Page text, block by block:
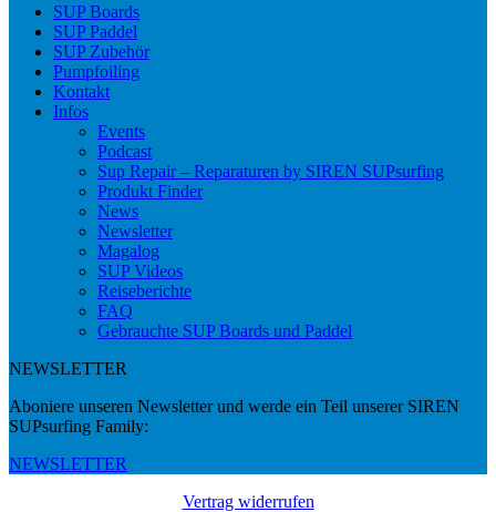
SUP Boards
SUP Paddel
SUP Zubehör
Pumpfoiling
Kontakt
Infos
Events
Podcast
Sup Repair – Reparaturen by SIREN SUPsurfing
Produkt Finder
News
Newsletter
Magalog
SUP Videos
Reiseberichte
FAQ
Gebrauchte SUP Boards und Paddel
NEWSLETTER
Aboniere unseren Newsletter und werde ein Teil unserer SIREN
SUPsurfing Family:
NEWSLETTER
Vertrag widerrufen